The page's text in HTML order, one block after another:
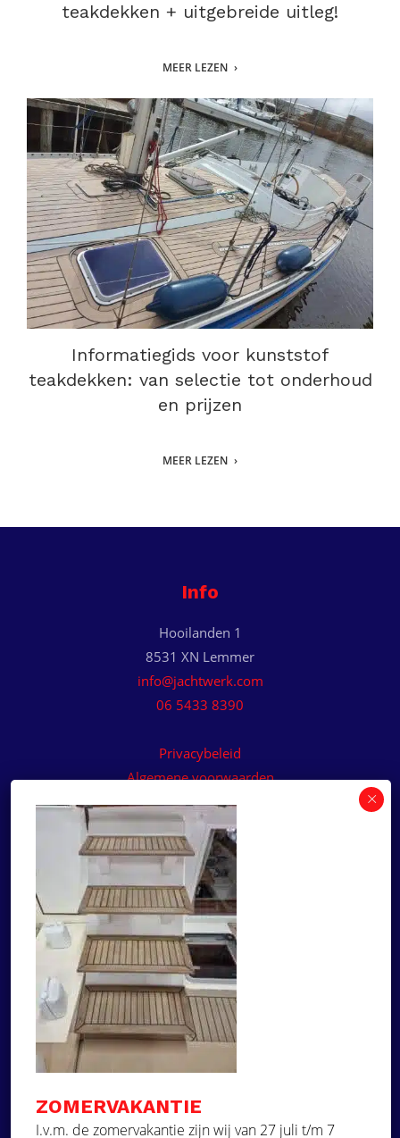
teakdekken + uitgebreide uitleg!
MEER LEZEN
Informatiegids voor kunststof
teakdekken: van selectie tot onderhoud
en prijzen
MEER LEZEN
Info
Hooilanden 1
8531 XN Lemmer
info@jachtwerk.com
06 5433 8390
Privacybeleid
Algemene voorwaarden
Algemene voorwaarden paneelservice
Offerte aanvragen
Wilt u een prijsvoorstel op maat ontvangen voor
een kunststof teakdek voor uw boot? Vraag een
vrijblijvende offerte aan!
Offerte aanvragen
Ga naar
Over ons
Projecten
ZOMERVAKANTIE
I.v.m. de zomervakantie zijn wij van 27 juli t/m 7
Deze website maakt
gebruik van cookies.
Deze website gebruikt cookies om uw
gebruikerservaring te verbeteren. Door
onze website te gebruiken, stemt u in met
alle cookies in overeenstemming met ons
STRIKT NOODZAKELIJK